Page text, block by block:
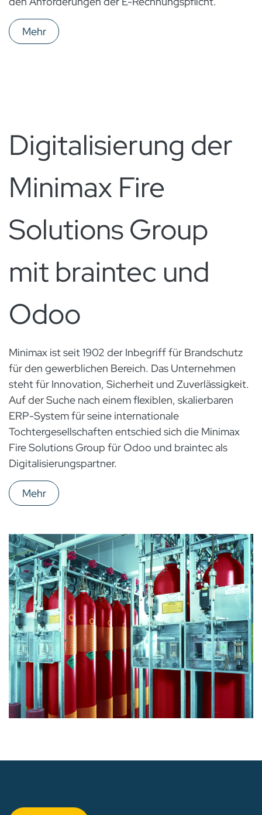
Mehr
Digitalisierung der
Minimax Fire
Solutions Group
mit braintec und
Odoo
Minimax ist seit 1902 der Inbegriff für Brandschutz
für den gewerblichen Bereich. Das Unternehmen
steht für Innovation, Sicherheit und Zuverlässigkeit.
Auf der Suche nach einem flexiblen, skalierbaren
ERP-System für seine internationale
Tochtergesellschaften entschied sich die Minimax
Fire Solutions Group für Odoo und braintec als
Digitalisierungspartner.
Mehr